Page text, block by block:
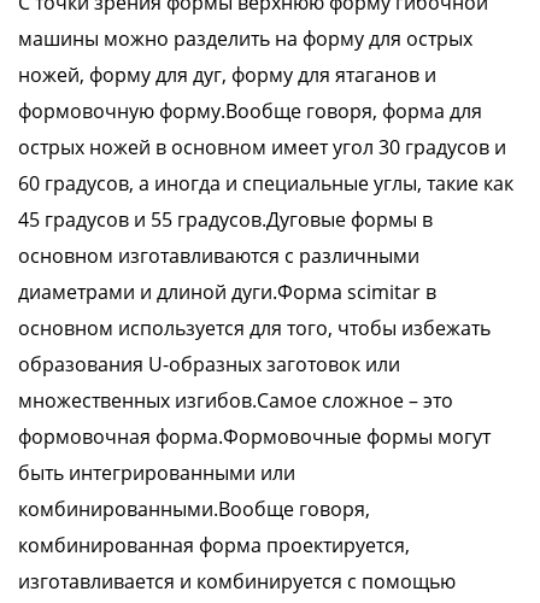
машины можно разделить на форму для острых
ножей, форму для дуг, форму для ятаганов и
формовочную форму.Вообще говоря, форма для
острых ножей в основном имеет угол 30 градусов и
60 градусов, а иногда и специальные углы, такие как
45 градусов и 55 градусов.Дуговые формы в
основном изготавливаются с различными
диаметрами и длиной дуги.Форма scimitar в
основном используется для того, чтобы избежать
образования U-образных заготовок или
множественных изгибов.Самое сложное – это
формовочная форма.Формовочные формы могут
быть интегрированными или
комбинированными.Вообще говоря,
комбинированная форма проектируется,
изготавливается и комбинируется с помощью